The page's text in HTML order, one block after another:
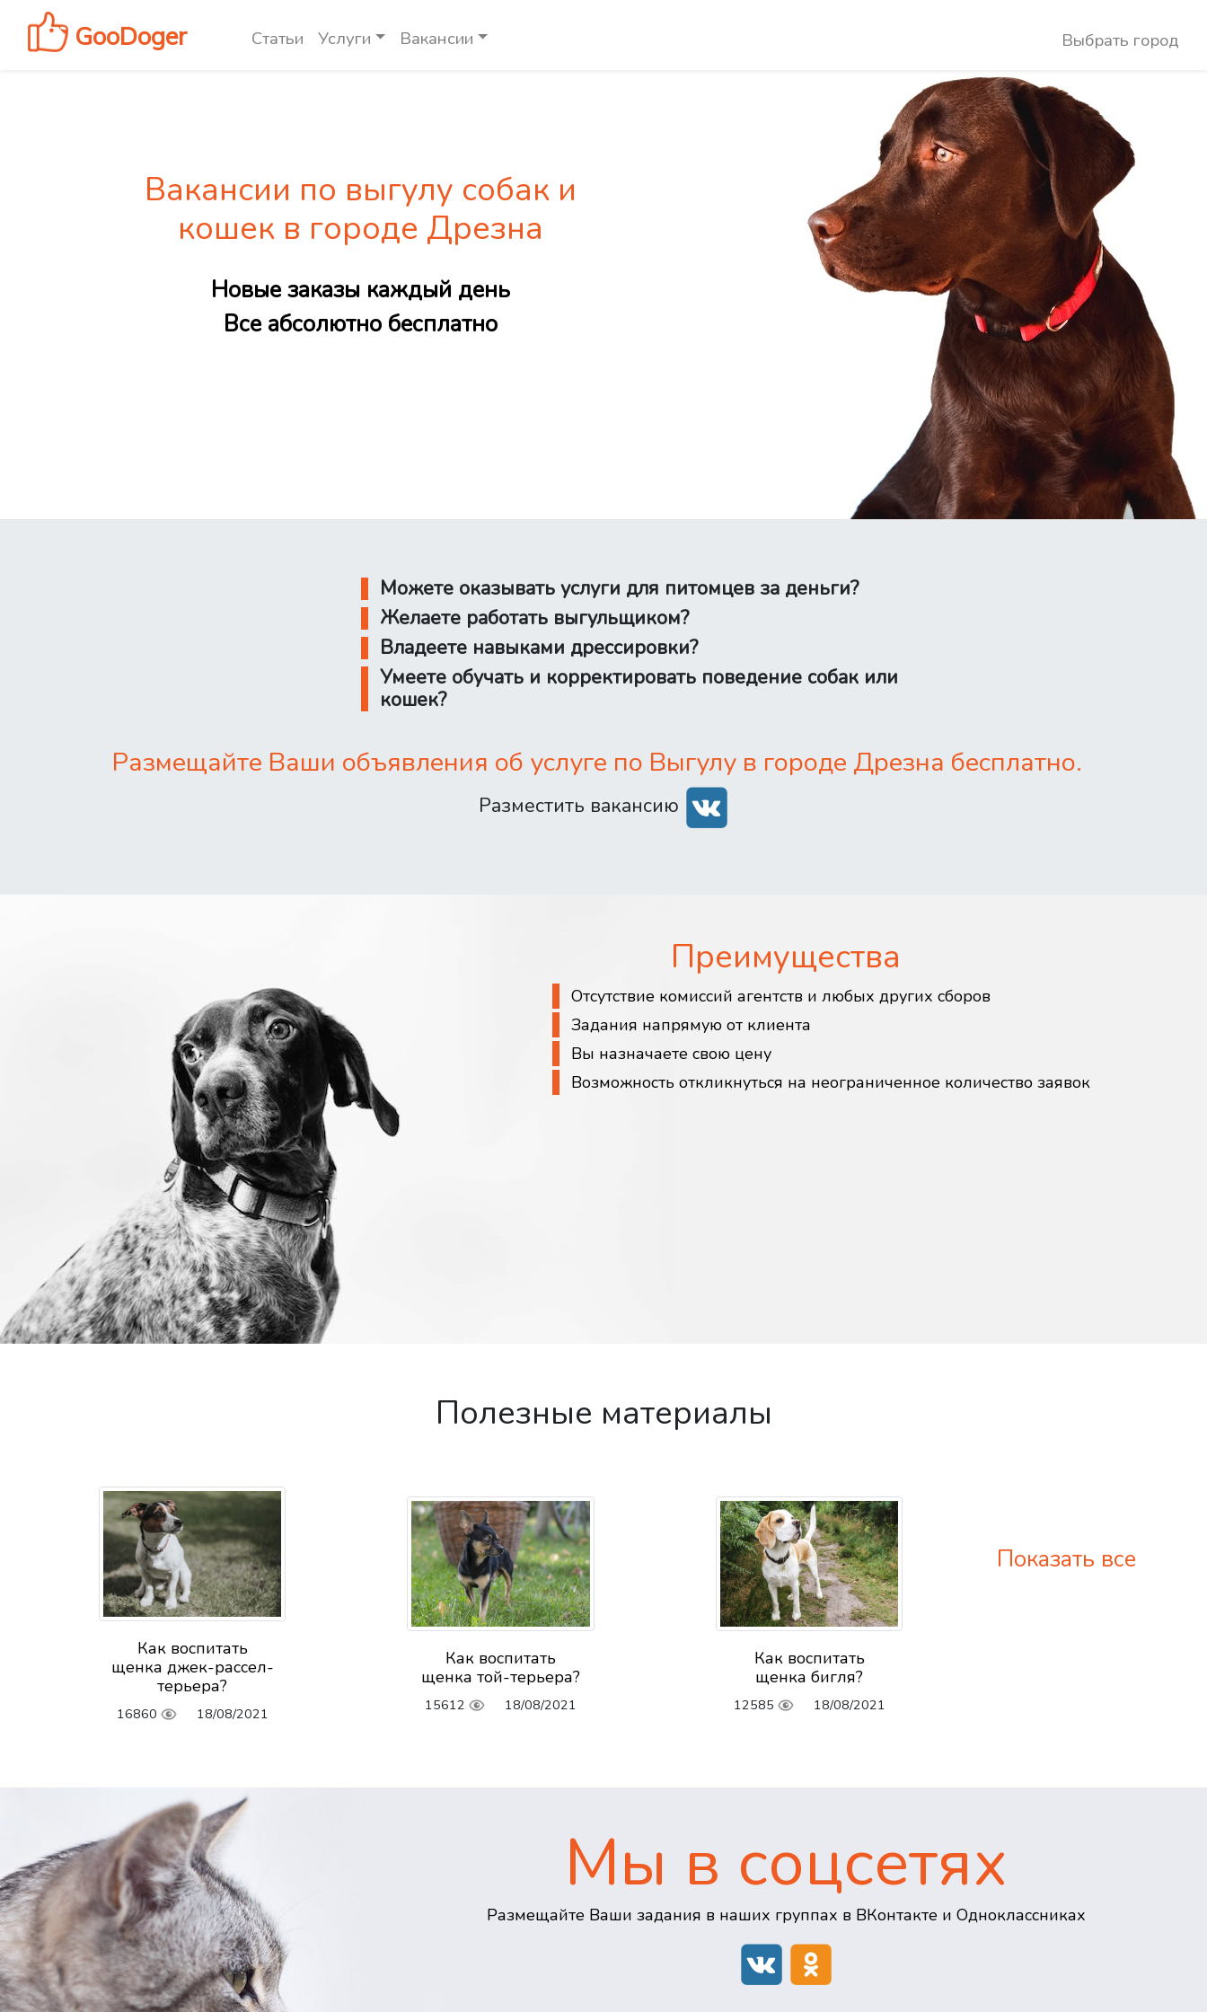
GooDoger Статьи Услуги Вакансии Выбрать город
Вакансии по выгулу собак и
кошек в городе Дрезна
Новые заказы каждый день
Все абсолютно бесплатно
Можете оказывать услуги для питомцев за деньги?
Желаете работать выгульщиком?
Владеете навыками дрессировки?
Умеете обучать и корректировать поведение собак или
кошек?
Размещайте Ваши объявления об услуге по Выгулу в городе Дрезна бесплатно.
Разместить вакансию
Преимущества
Отсутствие комиссий агентств и любых других сборов
Задания напрямую от клиента
Вы назначаете свою цену
Возможность откликнуться на неограниченное количество заявок
Полезные материалы
Как воспитать
щенка джек-рассел-
терьера?
16860 18/08/2021
Как воспитать
щенка той-терьера?
15612 18/08/2021
Как воспитать
щенка бигля?
12585 18/08/2021
Показать все
Мы в соцсетях
Размещайте Ваши задания в наших группах в ВКонтакте и Одноклассниках